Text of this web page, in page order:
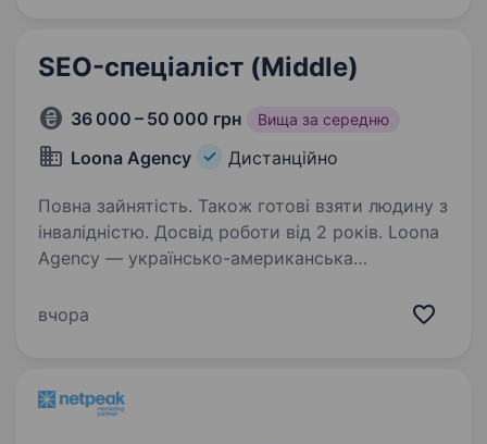
SEO-спеціаліст (Middle)
36 000 – 50 000 грн Вища за середню
Loona Agency Дистанційно
Повна зайнятість. Також готові взяти людину з
інвалідністю. Досвід роботи від 2 років. Loona
Agency — українсько-американська
американським бізнесам український no-
компанії у США та Канаді:…
вчора